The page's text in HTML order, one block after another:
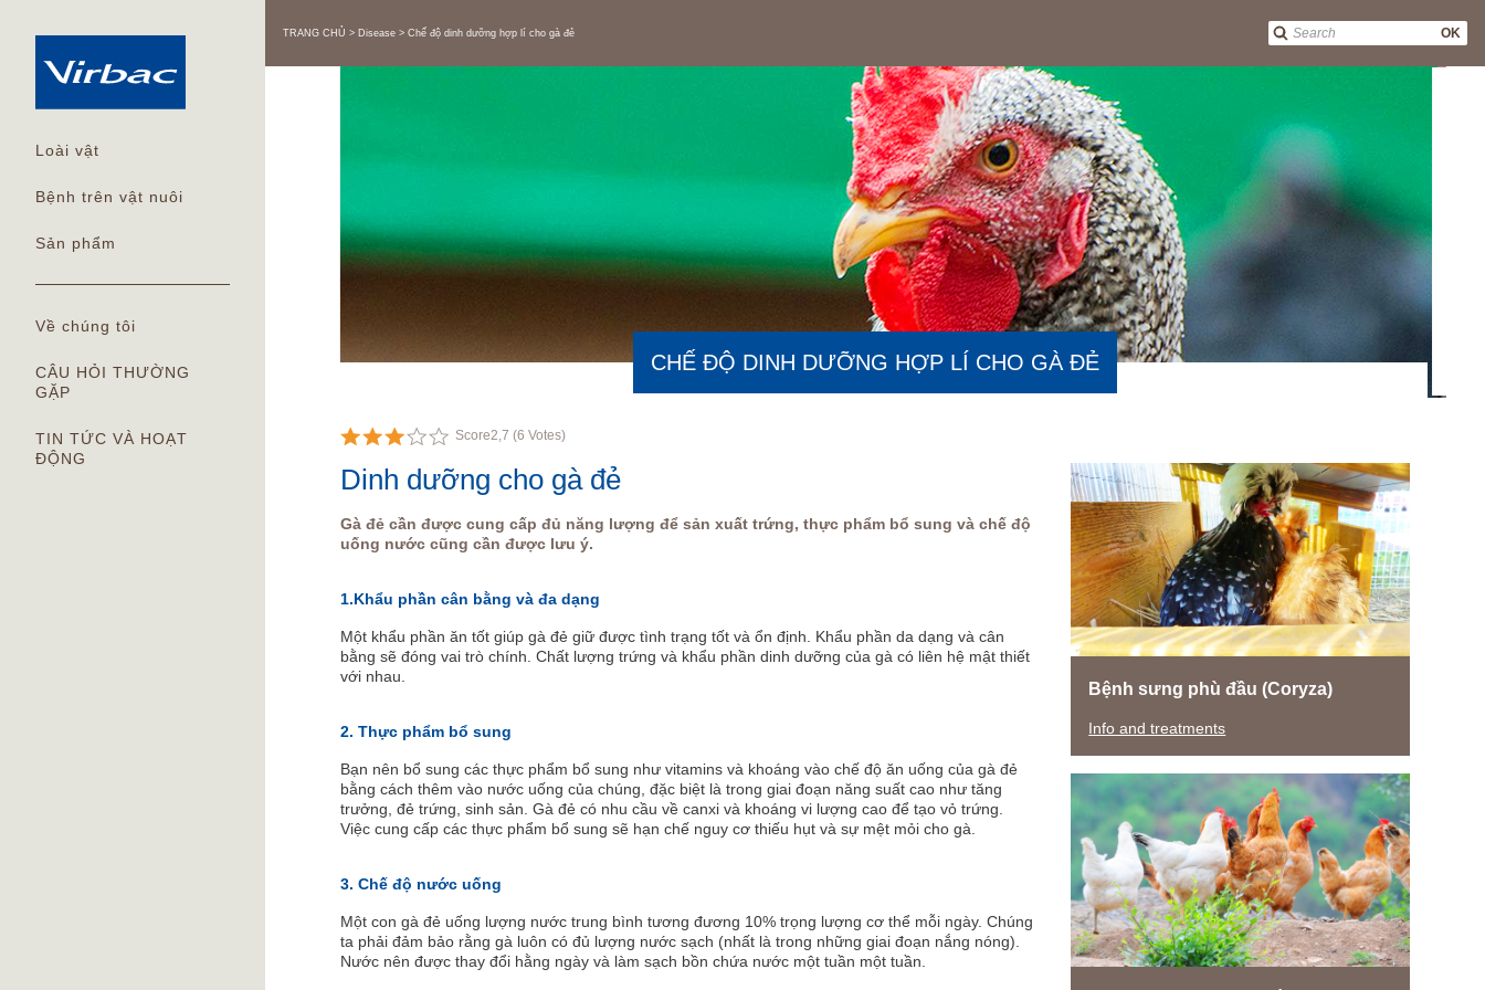
Loài vật
Bệnh trên vật nuôi
Sản phẩm
Về chúng tôi
CÂU HỎI THƯỜNG
GẶP
TIN TỨC VÀ HOẠT
ĐỘNG
OK
TRANG CHỦ Disease Chế độ dinh dưỡng hợp lí cho gà đẻ
CHẾ ĐỘ DINH DƯỠNG HỢP LÍ CHO GÀ ĐẺ
Score2,7 (6 Votes)
Dinh dưỡng cho gà đẻ
Gà đẻ cần được cung cấp đủ năng lượng để sản xuất trứng, thực phẩm bổ sung và chế độ
uống nước cũng cần được lưu ý.
1.Khẩu phần cân bằng và đa dạng
Một khẩu phần ăn tốt giúp gà đẻ giữ được tình trạng tốt và ổn định. Khẩu phần da dạng và cân
bằng sẽ đóng vai trò chính. Chất lượng trứng và khẩu phần dinh dưỡng của gà có liên hệ mật thiết
với nhau.
2. Thực phẩm bổ sung
Bạn nên bổ sung các thực phẩm bổ sung như vitamins và khoáng vào chế độ ăn uống của gà đẻ
bằng cách thêm vào nước uống của chúng, đặc biệt là trong giai đoạn năng suất cao như tăng
trưởng, đẻ trứng, sinh sản. Gà đẻ có nhu cầu về canxi và khoáng vi lượng cao để tạo vỏ trứng.
Việc cung cấp các thực phẩm bổ sung sẽ hạn chế nguy cơ thiếu hụt và sự mệt mỏi cho gà.
3. Chế độ nước uống
Một con gà đẻ uống lượng nước trung bình tương đương 10% trọng lượng cơ thể mỗi ngày. Chúng
ta phải đảm bảo rằng gà luôn có đủ lượng nước sạch (nhất là trong những giai đoạn nắng nóng).
Nước nên được thay đổi hằng ngày và làm sạch bồn chứa nước một tuần một tuần.
Bệnh sưng phù đầu (Coryza)
Info and treatments